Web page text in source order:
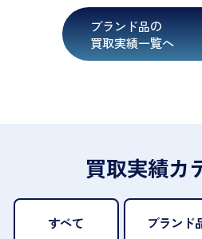
ブランド品の
買取実績一覧へ
買取実績カ
すべて ブランド